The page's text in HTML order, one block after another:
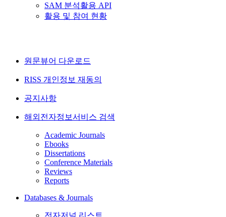
SAM 분석활용 API
활용 및 참여 현황
원문뷰어 다운로드
RISS 개인정보 재동의
공지사항
해외전자정보서비스 검색
Academic Journals
Ebooks
Dissertations
Conference Materials
Reviews
Reports
Databases & Journals
전자저널 리스트